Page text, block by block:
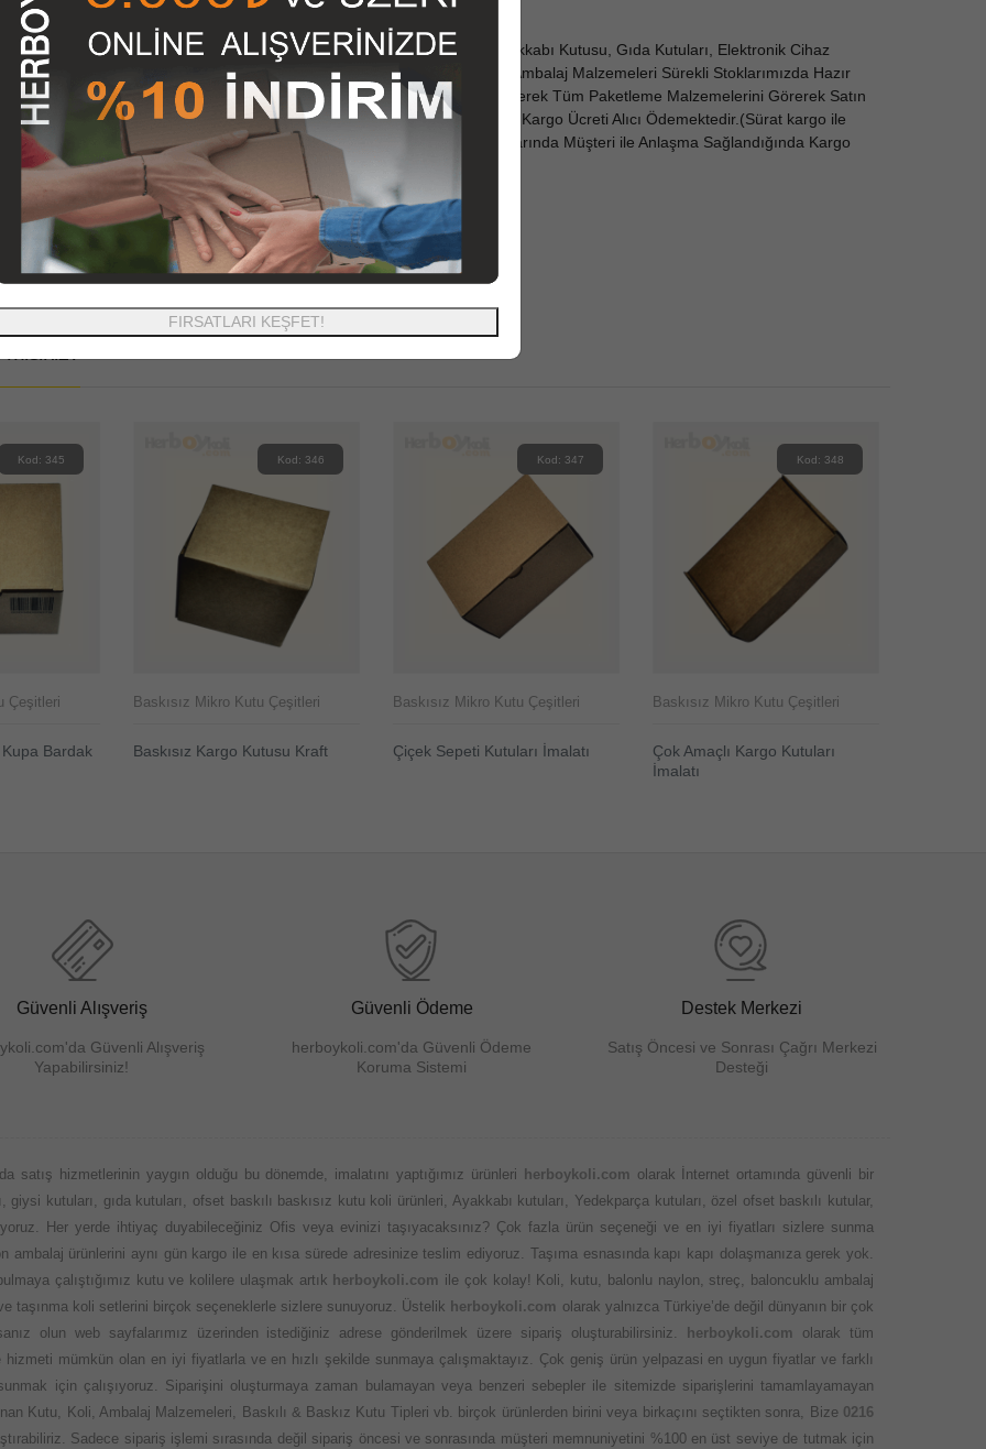
Satışını Yapmış Olduğumuz Koli, Nakliye Kutusu, Karton Kutu,Ayakkabı Kutusu, Gıda Kutuları, Elektronik Cihaz
Ayaklı Poster (Poster Ayağı), Ofset Baskılı Kutular,Koli Bandı ve Ambalaj Malzemeleri Sürekli Stoklarımızda Hazır
Satın Alabilir veya İletişim Sayfamızdan Ulaşacağınız Adresimize Gelerek Tüm Paketleme Malzemelerini Görerek Satın
1500 TL. ve Üzeri KARGO ÜCRETSİZ Olup,1500 TL den AzSiparişlerde
Kargo Ücreti Alıcı Ödemektedir.(Sürat kargo ile
Teslimat Adresinin Uzaklığı ve Miktarına Göre Değişebilir, Teslimat Koşullarında Müşteri ile Anlaşma Sağlandığında Kargo
Ürün Etiketleri: araba yedek parça kutusu
Kod: 345
Çeşitleri
Kupa Bardak
Kod: 346
Baskısız Mikro Kutu Çeşitleri
Baskısız Kargo Kutusu Kraft
ÜRÜNÜ İNCELE
Kod: 347
Baskısız Mikro Kutu Çeşitleri
Çiçek Sepeti Kutuları İmalatı
ÜRÜNÜ İNCELE
Kod: 348
Baskısız Mikro Kutu Çeşitleri
Çok Amaçlı Kargo Kutuları
İmalatı
ÜRÜNÜ İNCELE
Güvenli Alışveriş
Güvenli Alışveriş
Yapabilirsiniz!
Güvenli Ödeme
herboykoli.com'da Güvenli Ödeme
Koruma Sistemi
Destek Merkezi
Satış Öncesi ve Sonrası Çağrı Merkezi
Desteği
satış hizmetlerinin yaygın olduğu bu dönemde, imalatını yaptığımız ürünleri herboykoli.com olarak İnternet ortamında güvenli bir
kutuları, gıda kutuları, ofset baskılı baskısız kutu koli ürünleri, Ayakkabı kutuları, Yedekparça kutuları, özel ofset baskılı kutular,
Her yerde ihtiyaç duyabileceğiniz Ofis veya evinizi taşıyacaksınız? Çok fazla ürün seçeneği ve en iyi fiyatları sizlere sunma
ürünlerini aynı gün kargo ile en kısa sürede adresinize teslim ediyoruz. Taşıma esnasında kapı kapı dolaşmanıza gerek yok.
çalıştığımız kutu ve kolilere ulaşmak artık herboykoli.com ile çok kolay! Koli, kutu, balonlu naylon, streç, baloncuklu ambalaj
taşınma koli setlerini birçok seçeneklerle sizlere sunuyoruz. Üstelik herboykoli.com olarak yalnızca Türkiye’de değil dünyanın bir çok
olun web sayfalarımız üzerinden istediğiniz adrese gönderilmek üzere sipariş oluşturabilirsiniz.
herboykoli.com olarak tüm
hizmeti mümkün olan en iyi fiyatlarla ve en hızlı şekilde sunmaya çalışmaktayız. Çok geniş ürün yelpazasi en uygun fiyatlar ve farklı
için çalışıyoruz. Siparişini oluşturmaya zaman bulamayan veya benzeri sebepler ile sitemizde siparişlerini tamamlayamayan
Kutu, Koli, Ambalaj Malzemeleri, Baskılı & Baskız Kutu Tipleri vb. birçok ürünlerden birini veya birkaçını seçtikten sonra, Bize 0216
Sadece sipariş işlemi sırasında değil sipariş öncesi ve sonrasında müşteri memnuniyetini %100 en üst seviye de tutmak için
FIRSATLARI KEŞFET!